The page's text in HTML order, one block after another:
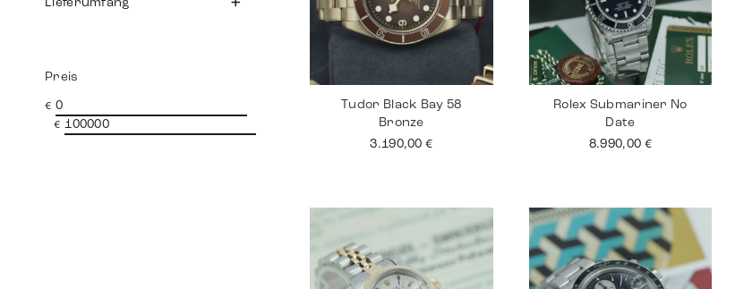
Lieferumfang
Preis
€
€
Tudor Black Bay 58
Bronze
3.190,00€
Rolex Submariner No
Date
8.990,00 €